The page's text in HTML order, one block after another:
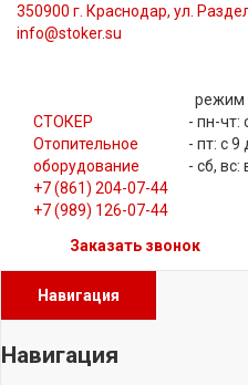
350900 г. Краснодар, ул.
info@stoker.su
СТОКЕР
Отопительное
оборудование
режим
- пн-чт:
- пт: с 9
- сб,
+7 (861) 204-07-44
+7 (989) 126-07-44
Заказать звонок
Навигация
Навигация